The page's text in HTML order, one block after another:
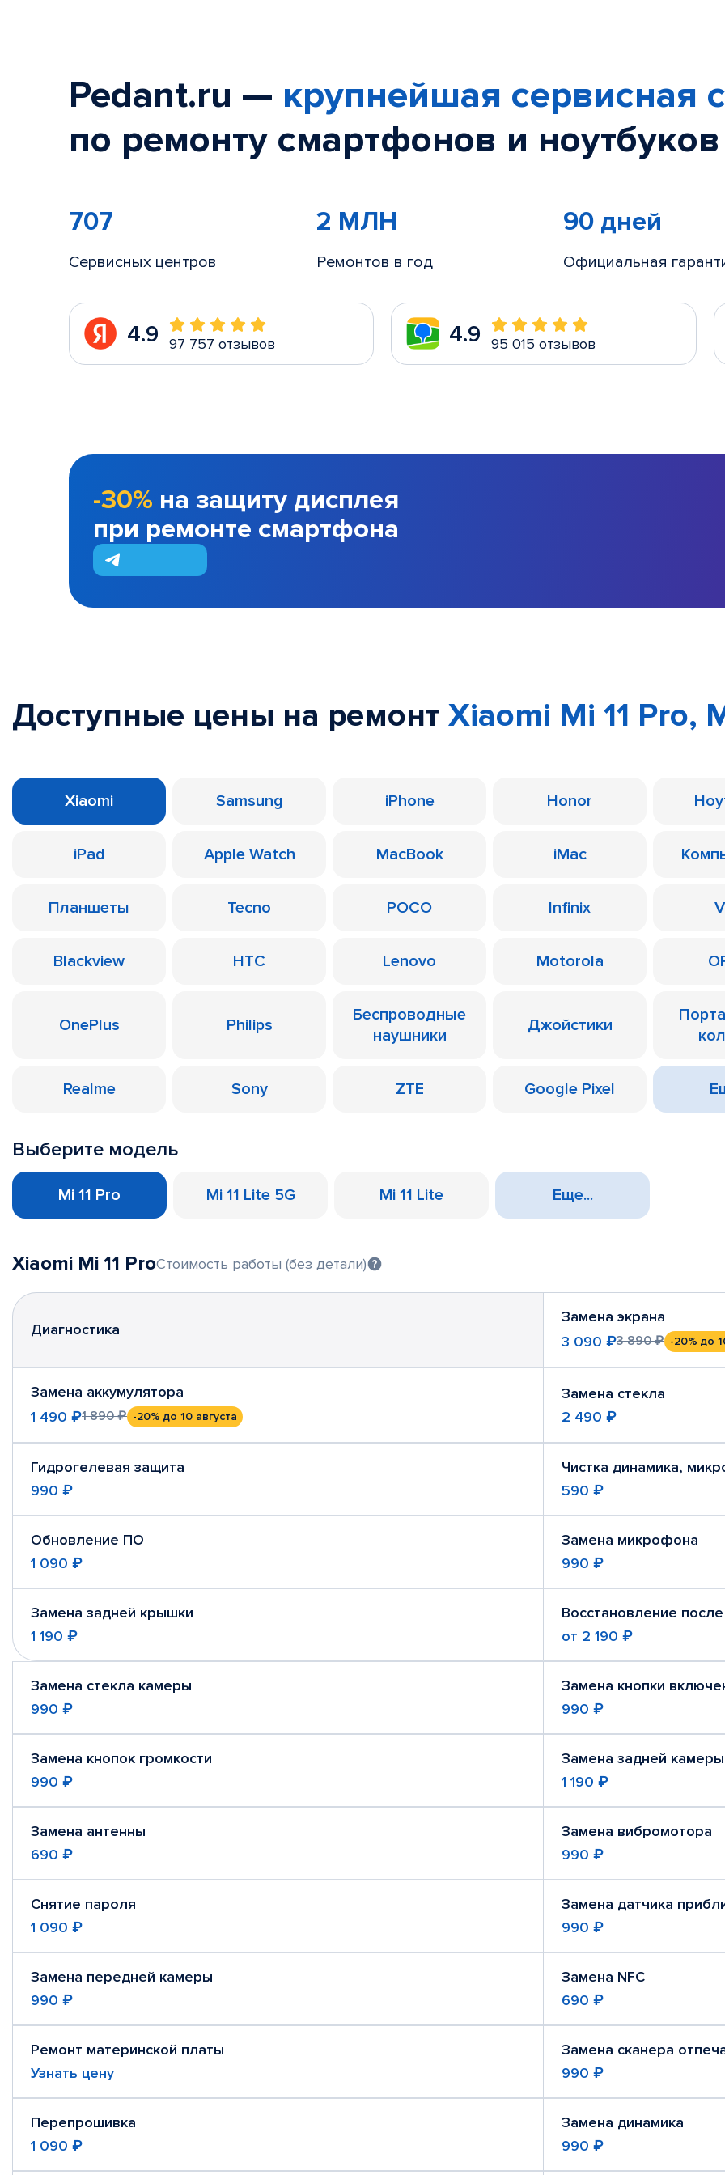
Pedant.ru — крупнейшая сервисная
по ремонту смартфонов и
707
Сервисных центров
2 МЛН
Ремонтов в год
90 дней
Официальная
4.9 97 757 отзывов 4.9 95 015 отзывов
-30% на защиту дисплея
при ремонте смартфона
Доступные цены на ремонт Xiaomi Mi 11 Pro,
Xiaomi Samsung iPhone Honor
iPad Apple Watch MacBook iMac
Планшеты Tecno POCO Infinix
Blackview HTC Lenovo Motorola
OnePlus Philips
Беспроводные
наушники
Джойстики
Realme Sony ZTE Google Pixel
Выберите модель
Mi 11 Pro Mi 11 Lite 5G Mi 11 Lite Еще...
Xiaomi Mi 11 ProСтоимость работы (без детали)
Диагностика
Замена экрана
3 090 ₽3 890 ₽ -20% до
Замена аккумулятора
1 490 ₽1 890 ₽ -20% до 10 августа
Замена стекла
2 490 ₽
Гидрогелевая защита
990 ₽
Чистка динамика,
590 ₽
Обновление ПО
1 090 ₽
Замена микрофона
990 ₽
Замена задней крышки
1 190 ₽
Восстановление
от 2 190 ₽
Замена стекла камеры
990 ₽
Замена кнопки
990 ₽
Замена кнопок громкости
990 ₽
Замена задней камеры
1 190 ₽
Замена антенны
690 ₽
Замена вибромотора
990 ₽
Снятие пароля
1 090 ₽
Замена датчика
990 ₽
Замена передней камеры
990 ₽
Замена NFC
690 ₽
Ремонт материнской платы
Узнать цену
Замена сканера
990 ₽
Перепрошивка
1 090 ₽
Замена динамика
990 ₽